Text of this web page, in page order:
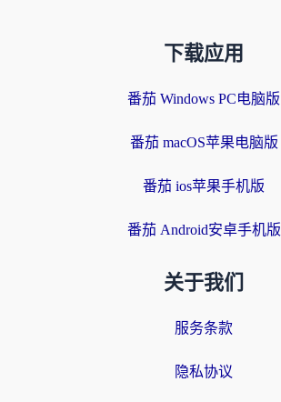
下载应用
番茄 Windows PC电脑版
番茄 macOS苹果电脑版
番茄 ios苹果手机版
番茄 Android安卓手机版
关于我们
服务条款
隐私协议